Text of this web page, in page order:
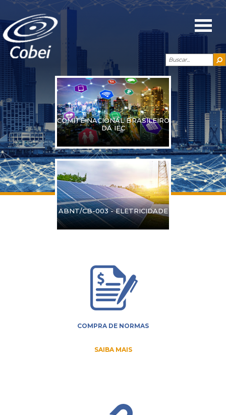
COMITÊ NACIONAL BRASILEIRO
DA IEC
ABNT/CB-003 - ELETRICIDADE
COMPRA DE NORMAS
SAIBA MAIS